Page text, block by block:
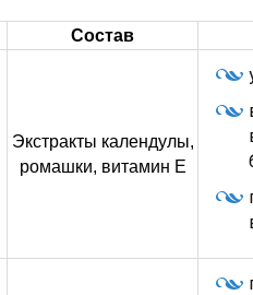
Состав
Экстракты календулы,
ромашки, витамин Е